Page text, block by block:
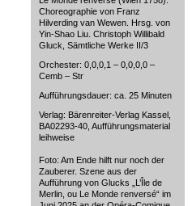
Choreographie von Franz
Hilverding van Wewen. Hrsg. von
Yin-Shao Liu. Christoph Willibald
Gluck, Sämtliche Werke II/3
Orchester: 0,0,0,1 – 0,0,0,0 –
Cemb – Str
Aufführungsdauer: ca. 25 Minuten
Verlag: Bärenreiter-Verlag Kassel,
BA02293-40, Aufführungsmaterial
leihweise
Foto: Am Ende hilft nur noch der
Zauberer. Szene aus der
Aufführung von Glucks „L’Île de
Merlin, ou Le Monde renversé“ im